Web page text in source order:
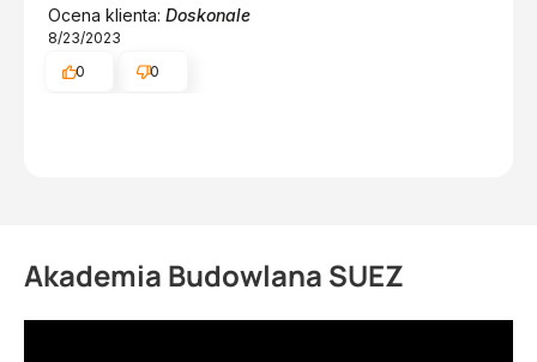
Ocena klienta: Doskonale
8/23/2023
0
0
Akademia Budowlana SUEZ